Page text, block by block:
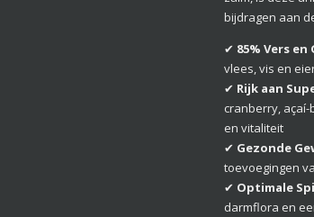
bijdragen aan
✔ 85% Vers
vlees, vis en
✔ Rijk aan
cranberry,
en vitaliteit
✔ Gezonde
toevoegingen
✔ Optimale
darmflora en